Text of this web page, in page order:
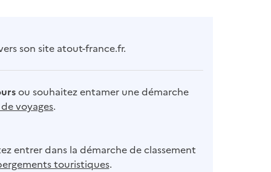
son site atout-france.fr.
ou souhaitez entamer une démarche
voyages.
entrer dans la démarche de classement
touristiques.